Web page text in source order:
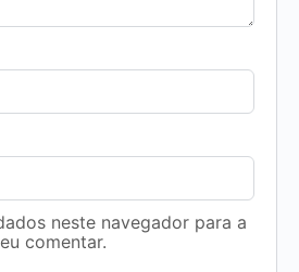
neste navegador para a
comentar.